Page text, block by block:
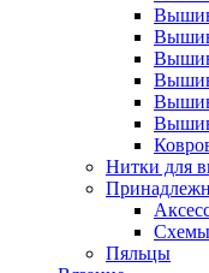
Нитки для
Схемы
Пяльцы